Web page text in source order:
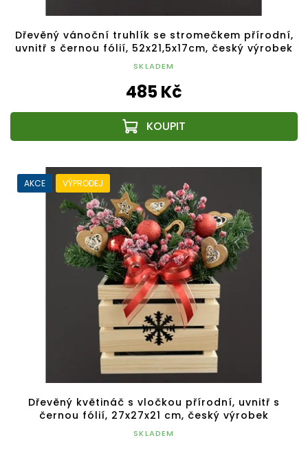
Dřevěný vánoční truhlík se stromečkem přírodní,
uvnitř s černou fólií, 52x21,5x17cm, český výrobek
SKLADEM
485 Kč
AKCE VÝPRODEJ
Dřevěný květináč s vločkou přírodní, uvnitř s
černou fólií, 27x27x21 cm, český výrobek
SKLADEM